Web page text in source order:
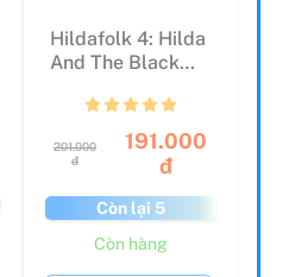
Hildafolk 4: Hilda
And The Black
Hound
đ
191.000
đ
Còn lại 5
Còn hàng